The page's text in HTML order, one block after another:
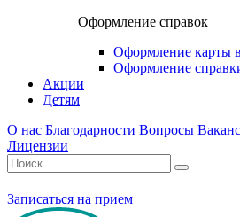
Оформление справок
Оформление карты
Оформление
Акции
Детям
О нас Благодарности Вопросы
Лицензии
Записаться на прием